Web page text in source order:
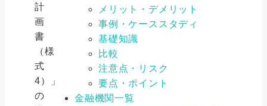
計
画
書
（様
式
4）」
の
メリット・デメリット
事例・ケーススタディ
基礎知識
比較
注意点・リスク
要点・ポイント
金融機関一覧